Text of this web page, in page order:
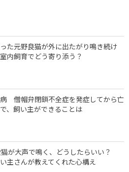
た元野良猫が外に出たがり鳴き続け
内飼育でどう寄り添う？
僧帽弁閉鎖不全症を発症してから亡
、飼い主ができることは
が大声で鳴く、どうしたらいい？
主さんが教えてくれた心構え